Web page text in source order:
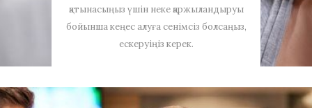
қатынасыңыз үшін неке қаржыландыруы
бойынша кеңес алуға сенімсіз болсаңыз,
ескеруіңіз керек.